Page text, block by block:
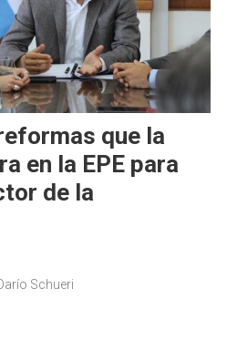
que la
en la EPE para
de la
Schueri